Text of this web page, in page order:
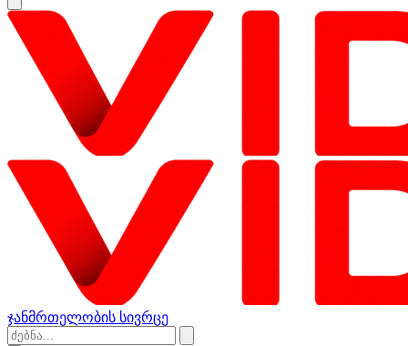
ჯანმრთელობის სივრცე